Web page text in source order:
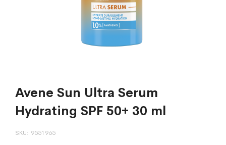
Avene Sun Ultra Serum
Hydrating SPF 50+ 30 ml
SKU 9551965